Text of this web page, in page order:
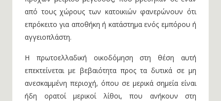
από τους χώρους των κατοικιών φανερώνουν ότι
επρόκειτο για αποθήκη ή κατάστημα ενός εμπόρου ή
αγγειοπλάστη.
Η πρωτοελλαδική οικοδόμηση στη θέση αυτή
επεκτείνεται με βεβαιότητα προς τα δυτικά σε μη
ανεσκαμμένη περιοχή, όπου σε μερικά σημεία είναι
ήδη ορατοί μερικοί λίθοι, που ανήκουν στη